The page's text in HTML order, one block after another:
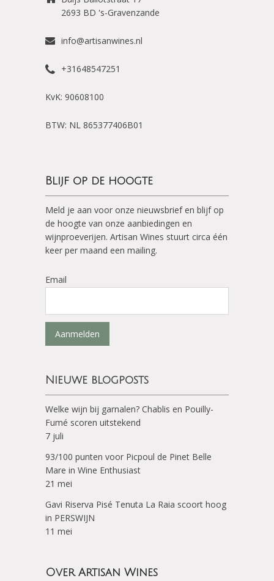
2693 BD 's-Gravenzande
info@artisanwines.nl
+31648547251
KvK: 90608100
BTW: NL 865377406B01
Blijf op de hoogte
Meld je aan voor onze nieuwsbrief en blijf op
de hoogte van onze aanbiedingen en
wijnproeverijen. Artisan Wines stuurt circa één
keer per maand een mailing.
Email
Aanmelden
Nieuwe blogposts
Welke wijn bij garnalen? Chablis en Pouilly-
Fumé scoren uitstekend
7 juli
93/100 punten voor Picpoul de Pinet Belle
Mare in Wine Enthusiast
21 mei
Gavi Riserva Pisé Tenuta La Raia scoort hoog
in PERSWIJN
11 mei
Over Artisan Wines